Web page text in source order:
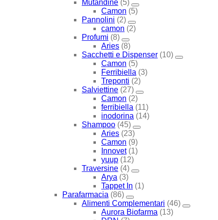
Mutandine (5)
Camon (5)
Pannolini (2)
camon (2)
Profumi (8)
Aries (8)
Sacchetti e Dispenser (10)
Camon (5)
Ferribiella (3)
Treponti (2)
Salviettine (27)
Camon (2)
ferribiella (11)
inodorina (14)
Shampoo (45)
Aries (23)
Camon (9)
Innovet (1)
yuup (12)
Traversine (4)
Arya (3)
Tappet In (1)
Parafarmacia (86)
Alimenti Complementari (46)
Aurora Biofarma (13)